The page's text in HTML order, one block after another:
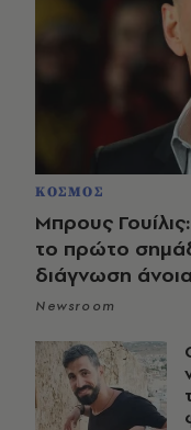
ΚΟΣΜΟΣ
Μπρους
το πρώτο
διάγνωση
Newsroom